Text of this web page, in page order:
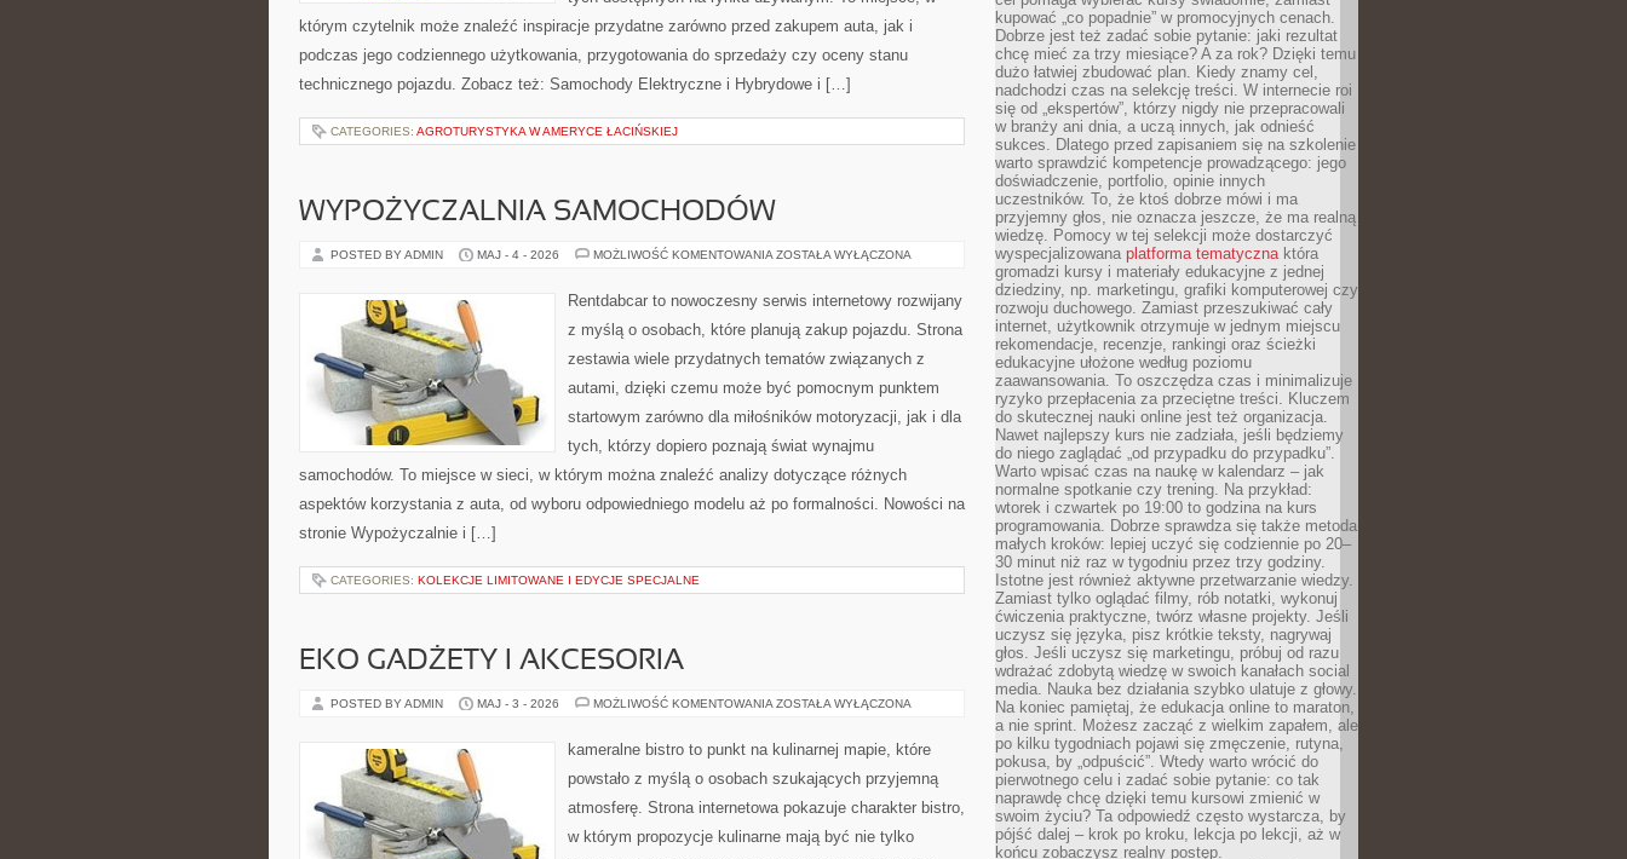
którym czytelnik może znaleźć inspiracje przydatne zarówno przed zakupem auta, jak i
podczas jego codziennego użytkowania, przygotowania do sprzedaży czy oceny stanu
technicznego pojazdu. Zobacz też: Samochody Elektryczne i Hybrydowe i […]
CATEGORIES: AGROTURYSTYKA W AMERYCE ŁACIŃSKIEJ
WYPOŻYCZALNIA SAMOCHODÓW
POSTED BY ADMIN MAJ - 4 - 2026 MOŻLIWOŚĆ KOMENTOWANIA WYPOŻYCZALNIA
ZOSTAŁA WYŁĄCZONA
Rentdabcar to nowoczesny serwis internetowy rozwijany
z myślą o osobach, które planują zakup pojazdu. Strona
zestawia wiele przydatnych tematów związanych z
autami, dzięki czemu może być pomocnym punktem
startowym zarówno dla miłośników motoryzacji, jak i dla
tych, którzy dopiero poznają świat wynajmu
samochodów. To miejsce w sieci, w którym można znaleźć analizy dotyczące różnych
aspektów korzystania z auta, od wyboru odpowiedniego modelu aż po formalności. Nowości na
stronie Wypożyczalnie i […]
CATEGORIES: KOLEKCJE LIMITOWANE I EDYCJE SPECJALNE
EKO GADŻETY I AKCESORIA
POSTED BY ADMIN MAJ - 3 - 2026 MOŻLIWOŚĆ KOMENTOWANIA EKO
AKCESORIA
ZOSTAŁA WYŁĄCZONA
kameralne bistro to punkt na kulinarnej mapie, które
powstało z myślą o osobach szukających przyjemną
atmosferę. Strona internetowa pokazuje charakter bistro,
w którym propozycje kulinarne mają być nie tylko
kupować „co popadnie” w promocyjnych cenach.
Dobrze jest też zadać sobie pytanie: jaki rezultat
chcę mieć za trzy miesiące? A za rok? Dzięki temu
dużo łatwiej zbudować plan. Kiedy znamy cel,
nadchodzi czas na selekcję treści. W internecie roi
się od „ekspertów”, którzy nigdy nie przepracowali
w branży ani dnia, a uczą innych, jak odnieść
sukces. Dlatego przed zapisaniem się na szkolenie
warto sprawdzić kompetencje prowadzącego: jego
doświadczenie, portfolio, opinie innych
uczestników. To, że ktoś dobrze mówi i ma
przyjemny głos, nie oznacza jeszcze, że ma realną
wiedzę. Pomocy w tej selekcji może dostarczyć
wyspecjalizowana platforma tematycznaktóra
gromadzi kursy i materiały edukacyjne z jednej
dziedziny, np. marketingu, grafiki komputerowej czy
rozwoju duchowego. Zamiast przeszukiwać cały
internet, użytkownik otrzymuje w jednym miejscu
rekomendacje, recenzje, rankingi oraz ścieżki
edukacyjne ułożone według poziomu
zaawansowania. To oszczędza czas i minimalizuje
ryzyko przepłacenia za przeciętne treści. Kluczem
do skutecznej nauki online jest też organizacja.
Nawet najlepszy kurs nie zadziała, jeśli będziemy
do niego zaglądać „od przypadku do przypadku”.
Warto wpisać czas na naukę w kalendarz – jak
normalne spotkanie czy trening. Na przykład:
wtorek i czwartek po 19:00 to godzina na kurs
programowania. Dobrze sprawdza się także metoda
małych kroków: lepiej uczyć się codziennie po 20–
30 minut niż raz w tygodniu przez trzy godziny.
Istotne jest również aktywne przetwarzanie wiedzy.
Zamiast tylko oglądać filmy, rób notatki, wykonuj
ćwiczenia praktyczne, twórz własne projekty. Jeśli
uczysz się języka, pisz krótkie teksty, nagrywaj
głos. Jeśli uczysz się marketingu, próbuj od razu
wdrażać zdobytą wiedzę w swoich kanałach social
media. Nauka bez działania szybko ulatuje z głowy.
Na koniec pamiętaj, że edukacja online to maraton,
a nie sprint. Możesz zacząć z wielkim zapałem, ale
po kilku tygodniach pojawi się zmęczenie, rutyna,
pokusa, by „odpuścić”. Wtedy warto wrócić do
pierwotnego celu i zadać sobie pytanie: co tak
naprawdę chcę dzięki temu kursowi zmienić w
swoim życiu? Ta odpowiedź często wystarcza, by
pójść dalej – krok po kroku, lekcja po lekcji, aż w
końcu zobaczysz realny postęp.